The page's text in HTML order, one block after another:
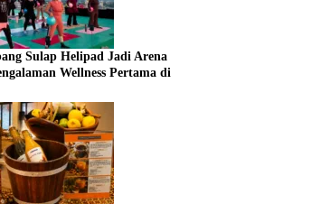
Sulap Helipad Jadi Arena
Wellness Pertama di